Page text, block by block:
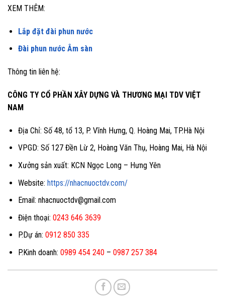
XEM THÊM:
Lắp đặt đài phun nước
Đài phun nước Âm sàn
Thông tin liên hệ:
CÔNG TY CỔ PHẦN XÂY DỰNG VÀ THƯƠNG MẠI TDV VIỆT
NAM
Địa Chỉ: Số 48, tổ 13, P. Vĩnh Hưng, Q. Hoàng Mai, TP.Hà Nội
VPGD: Số 127 Đền Lừ 2, Hoàng Văn Thụ, Hoàng Mai, Hà Nội
Xưởng sản xuất: KCN Ngọc Long – Hưng Yên
Website: https://nhacnuoctdv.com/
Email: nhacnuoctdv@gmail.com
Điện thoại: 0243 646 3639
P.Dự án: 0912 850 335
P.Kinh doanh: 0989 454 240 – 0987 257 384